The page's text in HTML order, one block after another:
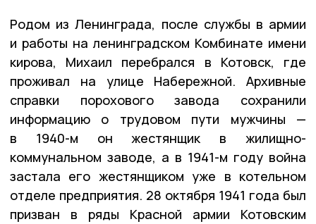
Родом из Ленинграда, после службы в армии
и работы на ленинградском Комбинате имени
кирова, Михаил перебрался в Котовск, где
проживал на улице Набережной. Архивные
справки порохового завода сохранили
информацию о трудовом пути мужчины —
в 1940-м он жестянщик в жилищно-
коммунальном заводе, а в 1941-м году война
застала его жестянщиком уже в котельном
отделе предприятия. 28 октября 1941 года был
призван в ряды Красной армии Котовским